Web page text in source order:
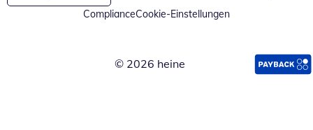
ComplianceCookie-Einstellungen
© 2026 heine